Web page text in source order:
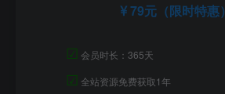
79元（限时特惠）
☑ 会员时长：365天
☑ 全站资源免费获取1年